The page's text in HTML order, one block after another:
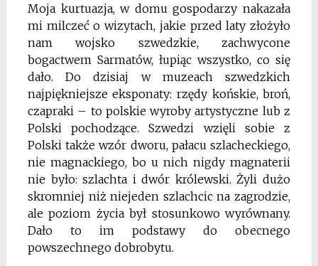
Moja kurtuazja, w domu gospodarzy nakazała
mi milczeć o wizytach, jakie przed laty złożyło
nam wojsko szwedzkie, zachwycone
bogactwem Sarmatów, łupiąc wszystko, co się
dało. Do dzisiaj w muzeach szwedzkich
najpiękniejsze eksponaty: rzędy końskie, broń,
czapraki – to polskie wyroby artystyczne lub z
Polski pochodzące. Szwedzi wzięli sobie z
Polski także wzór dworu, pałacu szlacheckiego,
nie magnackiego, bo u nich nigdy magnaterii
nie było: szlachta i dwór królewski. Żyli dużo
skromniej niż niejeden szlachcic na zagrodzie,
ale poziom życia był stosunkowo wyrównany.
Dało to im podstawy do obecnego
powszechnego dobrobytu.